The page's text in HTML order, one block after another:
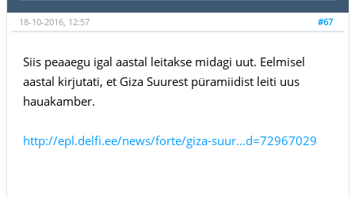
#67
18-10-2016, 12:57
Siis peaaegu igal aastal leitakse midagi uut. Eelmisel
aastal kirjutati, et Giza Suurest püramiidist leiti uus
hauakamber.
http://epl.delfi.ee/news/forte/giza-suur...d=72967029